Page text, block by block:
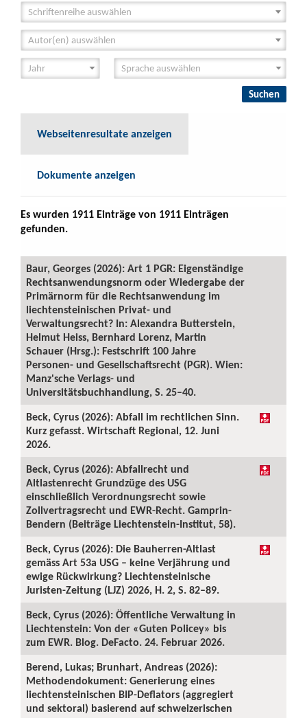
Schriftenreihe auswählen
Autor(en) auswählen
Webseitenresultate anzeigen
Dokumente anzeigen
Es wurden 1911 Einträge von 1911 Einträgen
gefunden.
Baur, Georges (2026): Art 1 PGR: Eigenständige
Rechtsanwendungsnorm oder Wiedergabe der
Primärnorm für die Rechtsanwendung im
liechtensteinischen Privat- und
Verwaltungsrecht? In: Alexandra Butterstein,
Helmut Heiss, Bernhard Lorenz, Martin
Schauer (Hrsg.): Festschrift 100 Jahre
Personen- und Gesellschaftsrecht (PGR). Wien:
Manz'sche Verlags- und
Universitätsbuchhandlung, S. 25–40.
Beck, Cyrus (2026): Abfall im rechtlichen Sinn.
Kurz gefasst. Wirtschaft Regional, 12. Juni
2026.
Beck, Cyrus (2026): Abfallrecht und
Altlastenrecht Grundzüge des USG
einschließlich Verordnungsrecht sowie
Zollvertragsrecht und EWR-Recht. Gamprin-
Bendern (Beiträge Liechtenstein-Institut, 58).
Beck, Cyrus (2026): Die Bauherren-Altlast
gemäss Art 53a USG – keine Verjährung und
ewige Rückwirkung? Liechtensteinische
Juristen-Zeitung (LJZ) 2026, H. 2, S. 82–89.
Beck, Cyrus (2026): Öffentliche Verwaltung in
Liechtenstein: Von der «Guten Policey» bis
zum EWR. Blog. DeFacto. 24. Februar 2026.
Berend, Lukas; Brunhart, Andreas (2026):
Methodendokument: Generierung eines
liechtensteinischen BIP-Deflators (aggregiert
und sektoral) basierend auf schweizerischen